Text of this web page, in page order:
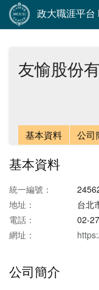
政大職涯平
友愉股份
基本資料 公司
基本資料
統一編號：
地址：
台北
電話：
02-
網址：
公司簡介